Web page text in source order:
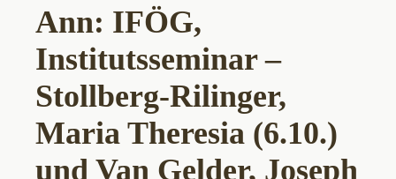
Ann: IFÖG,
Institutsseminar –
Stollberg-Rilinger,
Maria Theresia (6.10.)
und Van Gelder, Joseph